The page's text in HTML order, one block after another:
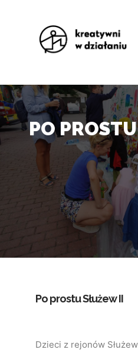
PO
Po prostu Służew II
Dzieci z rejonów